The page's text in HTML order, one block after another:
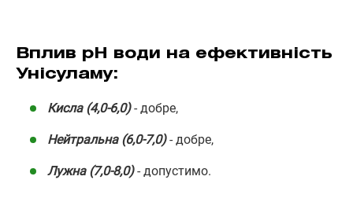
Вплив pH води на ефективність
Унісуламу:
Кисла (4,0-6,0)- добре,
Нейтральна (6,0-7,0)- добре,
Лужна (7,0-8,0)- допустимо.